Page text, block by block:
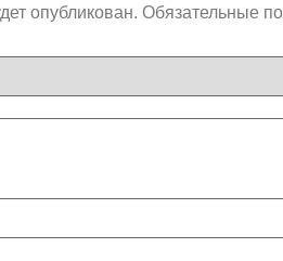
опубликован. Обязательные